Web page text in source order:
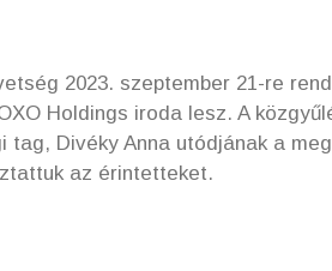
2023. szeptember 21-re
Holdings iroda lesz. A
tag, Divéky Anna utódjának a
az érintetteket.